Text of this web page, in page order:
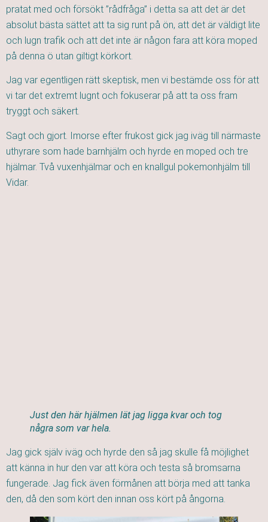
pratat med och försökt ”rådfråga” i detta sa att det är det
absolut bästa sättet att ta sig runt på ön, att det är väldigt lite
och lugn trafik och att det inte är någon fara att köra moped
på denna ö utan giltigt körkort.
Jag var egentligen rätt skeptisk, men vi bestämde oss för att
vi tar det extremt lugnt och fokuserar på att ta oss fram
tryggt och säkert.
Sagt och gjort. Imorse efter frukost gick jag iväg till närmaste
uthyrare som hade barnhjälm och hyrde en moped och tre
hjälmar. Två vuxenhjälmar och en knallgul pokemonhjälm till
Vidar.
Just den här hjälmen lät jag ligga kvar och tog
några som var hela.
Jag gick själv iväg och hyrde den så jag skulle få möjlighet
att känna in hur den var att köra och testa så bromsarna
fungerade. Jag fick även förmånen att börja med att tanka
den, då den som kört den innan oss kört på ångorna.